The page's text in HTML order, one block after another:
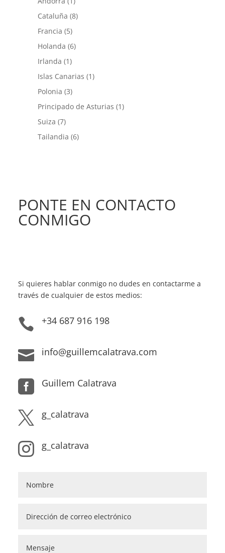
Cataluña (8)
Francia (5)
Holanda (6)
Irlanda (1)
Islas Canarias (1)
Polonia (3)
Principado de Asturias (1)
Suiza (7)
Tailandia (6)
PONTE EN CONTACTO
CONMIGO
Si quieres hablar conmigo no dudes en contactarme a
través de cualquier de estos medios:
 +34 687 916 198
 info@guillemcalatrava.com
 Guillem Calatrava
 g_calatrava
 g_calatrava